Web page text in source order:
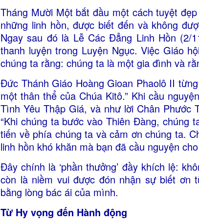
Tháng Mười Một bắt đầu một cách tuyệt
những linh hồn, được biết đến và không
Ngay sau đó là Lễ Các Đẳng Linh Hồn (2/
thanh luyện trong Luyện Ngục. Việc Giáo
chúng ta rằng: chúng ta là một gia đình và
Đức Thánh Giáo Hoàng Gioan Phaolô II
một thân thể của Chúa Kitô.” Khi cầu
Tình Yêu Thập Giá, và như lời Chân Phước
“Khi chúng ta bước vào Thiên Đàng, chúng
tiến về phía chúng ta và cảm ơn chúng ta.
linh hồn khó khăn mà bạn đã cầu nguyện
Đây chính là ‘phần thưởng’ đầy khích lệ:
còn là niềm vui được đón nhận sự biết ơn
bằng lòng bác ái của mình.
Từ Hy vọng đến Hành động